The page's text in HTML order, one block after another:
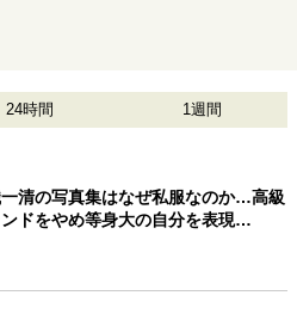
24時間 1週間
清の写真集はなぜ私服なのか…高級
ドをやめ等身大の自分を表現…